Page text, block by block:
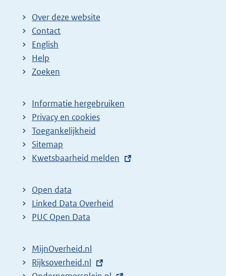
Over deze website
Contact
English
Help
Zoeken
Informatie hergebruiken
Privacy en cookies
Toegankelijkheid
Sitemap
E
t
e
r
l
i
Kwetsbaarheid melden
Open data
Linked Data Overheid
PUC Open Data
MijnOverheid.nl
E
Rijksoverheid.nl